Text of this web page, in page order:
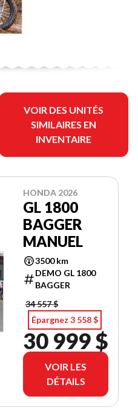
VOIR DES UNITÉS
SIMILAIRES EN
INVENTAIRE
HONDA 2026
GL 1800
BAGGER
MANUEL
3500 km
DEMO GL 1800
BAGGER
34 557 $
Épargnez 3 558 $
30 999 $
VOIR LES
DÉTAILS